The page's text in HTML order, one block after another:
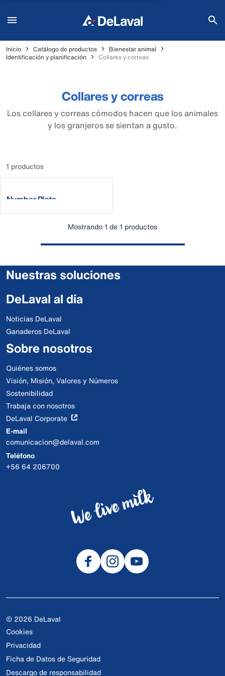
Inicio Catálogo de productos
Bienestar animal
Identificación y planificación
Collares y correas
Collares y correas
Los collares y correas cómodos hacen que los animales
y los granjeros se sientan a gusto.
1 productos
Number Plate
Mostrando 1 de 1 productos
Nuestras soluciones
DeLaval al día
Noticias DeLaval
Ganaderos DeLaval
Sobre nosotros
Quiénes somos
Visión, Misión, Valores y Números
Sostenibilidad
Trabaja con nosotros
DeLaval Corporate
E-mail
comunicacion@delaval.com
Teléfono
+56 64 206700
© 2026 DeLaval
Cookies
Privacidad
Ficha de Datos de Seguridad
Descargo de responsabilidad